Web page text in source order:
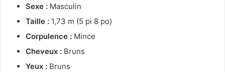
Sexe : Masculin
Taille : 1,73 m (5 pi 8 po)
Corpulence : Mince
Cheveux : Bruns
Yeux : Bruns